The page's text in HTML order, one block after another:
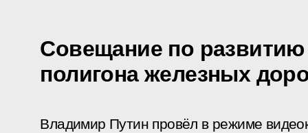
Совещание по развитию
полигона железных
Владимир Путин провёл в режиме